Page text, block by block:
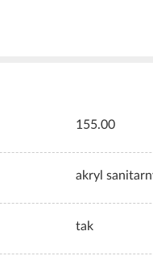
155.00
akryl
tak